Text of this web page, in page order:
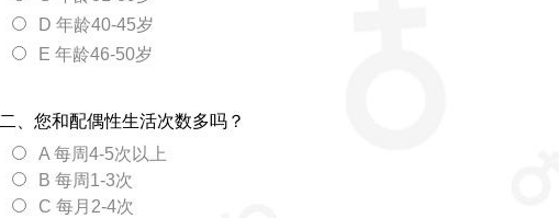
D 年龄40-45岁
E 年龄46-50岁
二、您和配偶性生活次数多吗？
A 每周4-5次以上
B 每周1-3次
C 每月2-4次